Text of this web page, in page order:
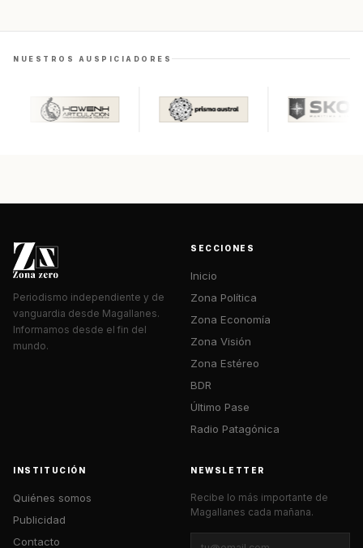
NUESTROS AUSPICIADORES
Periodismo independiente y de
vanguardia desde Magallanes.
Informamos desde el fin del
mundo.
SECCIONES
Inicio
Zona Política
Zona Economía
Zona Visión
Zona Estéreo
BDR
Último Pase
Radio Patagónica
INSTITUCIÓN
Quiénes somos
Publicidad
Contacto
NEWSLETTER
Recibe lo más importante de
Magallanes cada mañana.